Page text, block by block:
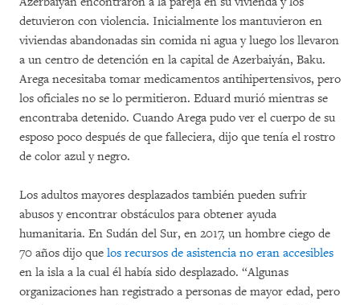
detuvieron con violencia. Inicialmente los mantuvieron en
viviendas abandonadas sin comida ni agua y luego los llevaron
a un centro de detención en la capital de Azerbaiyán, Baku.
Arega necesitaba tomar medicamentos antihipertensivos, pero
los oficiales no se lo permitieron. Eduard murió mientras se
encontraba detenido. Cuando Arega pudo ver el cuerpo de su
esposo poco después de que falleciera, dijo que tenía el rostro
de color azul y negro.
Los adultos mayores desplazados también pueden sufrir
abusos y encontrar obstáculos para obtener ayuda
humanitaria. En Sudán del Sur, en 2017, un hombre ciego de
70 años dijo que los recursos de asistencia no eran accesibles
en la isla a la cual él había sido desplazado. “Algunas
organizaciones han registrado a personas de mayor edad, pero